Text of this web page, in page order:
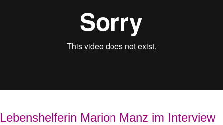
Lebenshelferin Marion Manz im Interview